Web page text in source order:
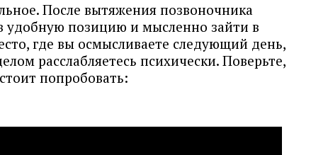
После вытяжения позвоночника
удобную позицию и мысленно зайти в
где вы осмысливаете следующий день,
расслабляетесь психически. Поверьте,
попробовать: